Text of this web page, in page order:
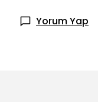
Yorum Yap